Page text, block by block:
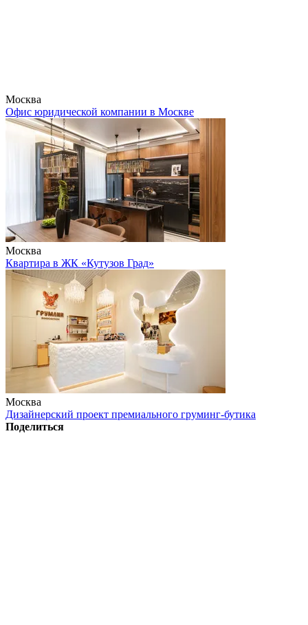
Москва
Офис юридической компании в Москве
Москва
Квартира в ЖК «Кутузов Град»
Москва
Дизайнерский проект премиального груминг-бутика
Поделиться